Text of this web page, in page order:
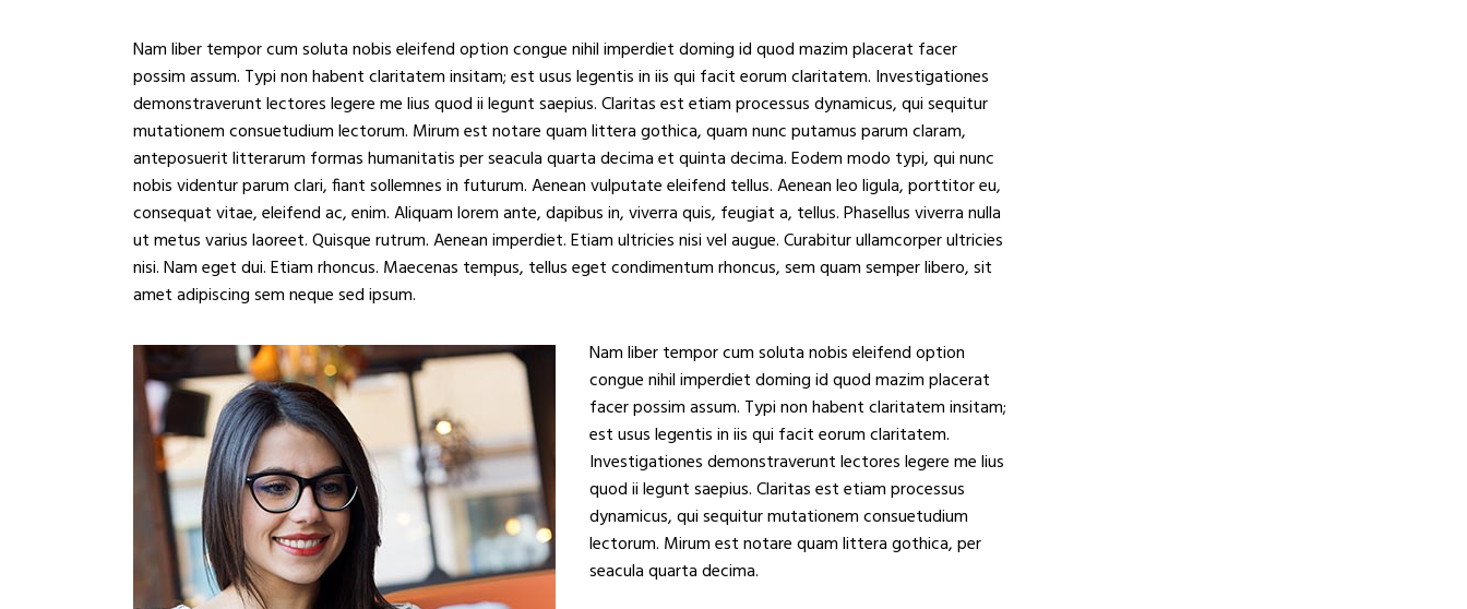
Nam liber tempor cum soluta nobis eleifend option congue nihil imperdiet doming id quod mazim placerat facer
possim assum. Typi non habent claritatem insitam; est usus legentis in iis qui facit eorum claritatem. Investigationes
demonstraverunt lectores legere me lius quod ii legunt saepius. Claritas est etiam processus dynamicus, qui sequitur
mutationem consuetudium lectorum. Mirum est notare quam littera gothica, quam nunc putamus parum claram,
anteposuerit litterarum formas humanitatis per seacula quarta decima et quinta decima. Eodem modo typi, qui nunc
nobis videntur parum clari, fiant sollemnes in futurum. Aenean vulputate eleifend tellus. Aenean leo ligula, porttitor eu,
consequat vitae, eleifend ac, enim. Aliquam lorem ante, dapibus in, viverra quis, feugiat a, tellus. Phasellus viverra nulla
ut metus varius laoreet. Quisque rutrum. Aenean imperdiet. Etiam ultricies nisi vel augue. Curabitur ullamcorper ultricies
nisi. Nam eget dui. Etiam rhoncus. Maecenas tempus, tellus eget condimentum rhoncus, sem quam semper libero, sit
amet adipiscing sem neque sed ipsum.
Nam liber tempor cum soluta nobis eleifend option
congue nihil imperdiet doming id quod mazim placerat
facer possim assum. Typi non habent claritatem insitam;
est usus legentis in iis qui facit eorum claritatem.
Investigationes demonstraverunt lectores legere me lius
quod ii legunt saepius. Claritas est etiam processus
dynamicus, qui sequitur mutationem consuetudium
lectorum. Mirum est notare quam littera gothica, per
seacula quarta decima.